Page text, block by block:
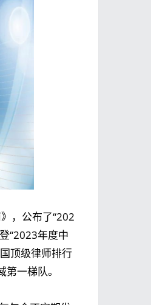
，公布了“202
“2023年度中
顶级律师排行
一梯队。